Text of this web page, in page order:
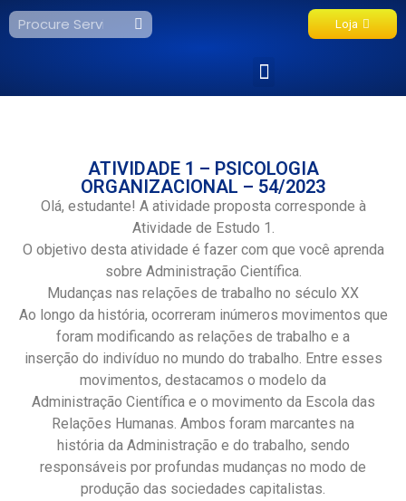
Loja
ATIVIDADE 1 – PSICOLOGIA
ORGANIZACIONAL – 54/2023
Olá, estudante! A atividade proposta corresponde à
Atividade de Estudo 1.
O objetivo desta atividade é fazer com que você aprenda
sobre Administração Científica.
Mudanças nas relações de trabalho no século XX
Ao longo da história, ocorreram inúmeros movimentos que
foram modificando as relações de trabalho e a
inserção do indivíduo no mundo do trabalho. Entre esses
movimentos, destacamos o modelo da
Administração Científica e o movimento da Escola das
Relações Humanas. Ambos foram marcantes na
história da Administração e do trabalho, sendo
responsáveis por profundas mudanças no modo de
produção das sociedades capitalistas.